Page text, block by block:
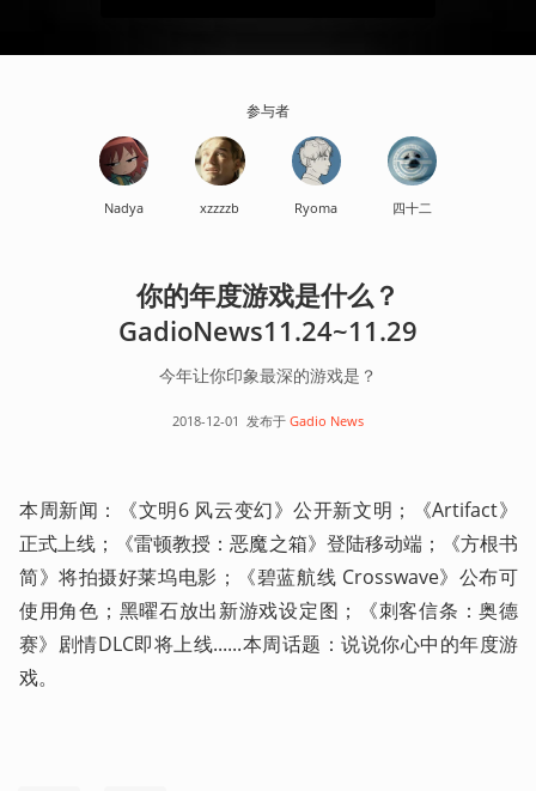
参与者
Nadya xzzzzb Ryoma 四十二
你的年度游戏是什么？
GadioNews11.24~11.29
今年让你印象最深的游戏是？
2018-12-01 发布于 Gadio News
本周新闻：《文明6 风云变幻》公开新文明；《Artifact》
正式上线；《雷顿教授：恶魔之箱》登陆移动端；《方根书
简》将拍摄好莱坞电影；《碧蓝航线 Crosswave》公布可
使用角色；黑曜石放出新游戏设定图；《刺客信条：奥德
赛》剧情DLC即将上线......本周话题：说说你心中的年度游
戏。